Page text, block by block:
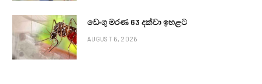
ඩෙංගු මරණ 63 දක්වා ඉහළට
AUGUST 6, 2026